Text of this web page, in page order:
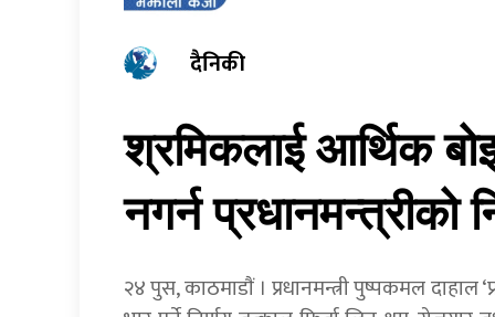
दैनिकी
श्रमिकलाई आर्थिक
नगर्न प्रधानमन्त्रीको
२४ पुस, काठमाडाैं । प्रधानमन्त्री पुष्पकमल